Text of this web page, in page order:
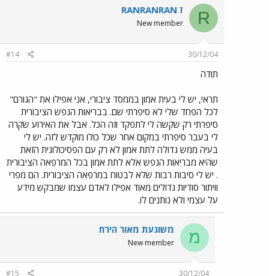
R RANRANRAN ז
New member
30/12/04
#14
תודה
תראי, יש לי בעית אמון בממסד ציבורי, אני אפילו את "הגורם"
לכל הפחד שלי לא סיפרתי שם. בבריאות הנפש הציבורית
סיפרתי רק שקשה לי לתפקד וזה הכל. אבל את האירוע שקרה
לי בעבר סיפרתי במקום אחר שכל כולו מוקדש לזה. יש לי
בעיה ממש גדולה לתת אמון לא רק עם הפסיכולוגית הזאת
שהיא מבריאות הנפש אלא לתת אמון בכל המרפאה הציבורית
. יש לי סיבות רבות שלא לבטוח במרפאה הציבורית. הם מפרי
וויתור סודיות גדולים מאוד אפילו לאדם עצמו שמבקש מידע
על עצמי ולא נותנים לו.
מ משוגעת מאור הירח
New member
30/12/04
#15